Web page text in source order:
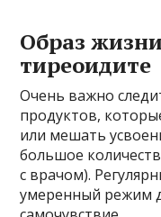
Образ
тиреоидите
Очень важно
продуктов,
или мешать
большое
с врачом).
умеренный режим